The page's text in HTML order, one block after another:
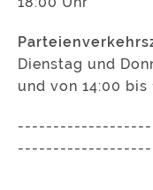
Dienstag und
und von 14:00 bis